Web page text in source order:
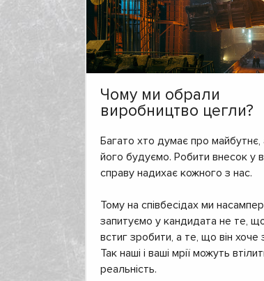
Чому ми обрали
виробництво цегли?
Багато хто думає про майбутнє,
його будуємо. Робити внесок у
справу надихає кожного з нас.
Тому на співбесідах ми
запитуємо у кандидата не те, що
встиг зробити, а те, що він хоче
Так наші і ваші мрії можуть
реальність.